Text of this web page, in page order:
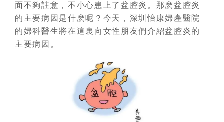
面不夠註意，不小心患上了盆腔炎。那麽盆腔炎
的主要病因是什麽呢？今天，深圳怡康婦產醫院
的婦科醫生將在這裏向女性朋友們介紹盆腔炎的
主要病因。